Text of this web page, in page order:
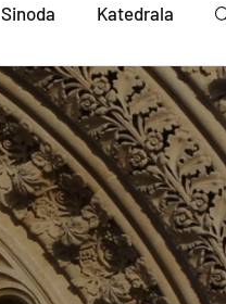
Sinoda Katedrala